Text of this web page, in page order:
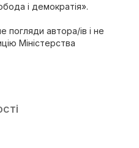
і демократія».
погляди автора/ів і не
Міністерства